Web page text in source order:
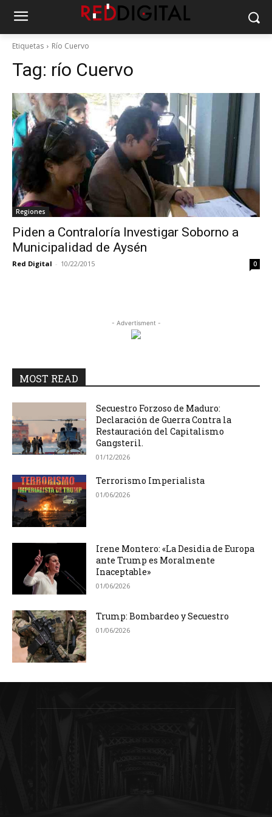
Etiquetas Río Cuervo
Tag: río Cuervo
Regiones
Piden a Contraloría Investigar Soborno a
Municipalidad de Aysén
Red Digital - 10/22/2015 0
- Advertisment -
MOST READ
Secuestro Forzoso de Maduro:
Declaración de Guerra Contra la
Restauración del Capitalismo
Gangsteril.
01/12/2026
Terrorismo Imperialista
01/06/2026
Irene Montero: «La Desidia de Europa
ante Trump es Moralmente
Inaceptable»
01/06/2026
Trump: Bombardeo y Secuestro
01/06/2026